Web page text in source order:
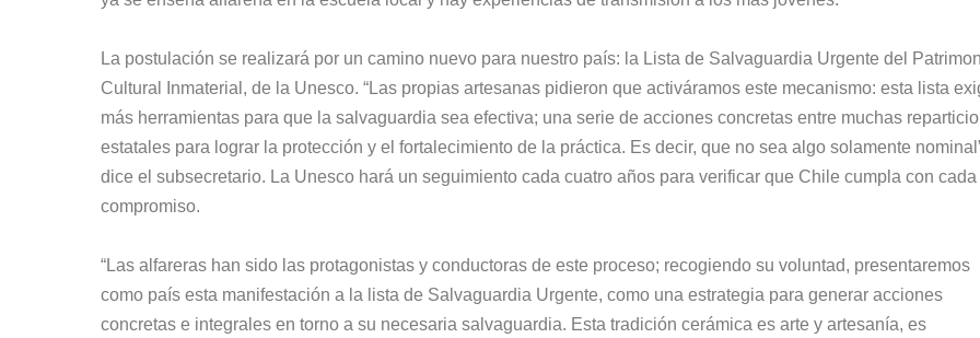
La postulación se realizará por un camino nuevo para nuestro país: la Lista de Salvaguardia Urgente del
Cultural Inmaterial, de la Unesco. “Las propias artesanas pidieron que activáramos este mecanismo: esta lista
más herramientas para que la salvaguardia sea efectiva; una serie de acciones concretas entre muchas
estatales para lograr la protección y el fortalecimiento de la práctica. Es decir, que no sea algo solamente
dice el subsecretario. La Unesco hará un seguimiento cada cuatro años para verificar que Chile cumpla con cada
compromiso.
“Las alfareras han sido las protagonistas y conductoras de este proceso; recogiendo su voluntad, presentaremos
como país esta manifestación a la lista de Salvaguardia Urgente, como una estrategia para generar acciones
concretas e integrales en torno a su necesaria salvaguardia. Esta tradición cerámica es arte y artesanía, es